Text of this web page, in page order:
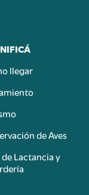
llegar
de Aves
de Lactancia y